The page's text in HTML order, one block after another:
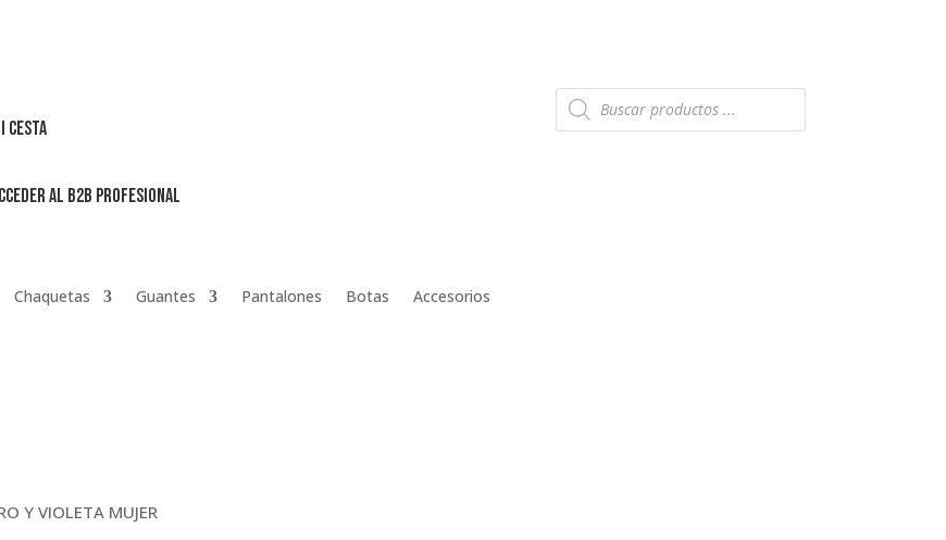
cesta
al B2B profesional
Búsqueda
de
productos
Chaquetas Guantes Pantalones Botas Accesorios
Y VIOLETA MUJER